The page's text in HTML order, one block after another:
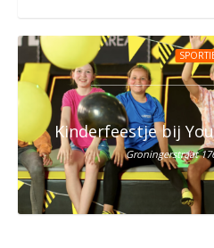
Kinderfeestje bij
Groningerstraat